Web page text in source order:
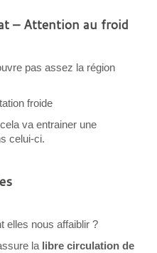
– Attention au froid
pas assez la région
froide
va entrainer une
celui-ci.
elles nous affaiblir ?
la libre circulation de